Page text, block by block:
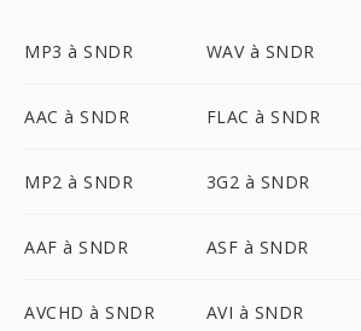
MP3 à SNDR WAV à SNDR
AAC à SNDR FLAC à SNDR
MP2 à SNDR 3G2 à SNDR
AAF à SNDR ASF à SNDR
AVCHD à SNDR AVI à SNDR